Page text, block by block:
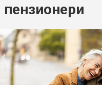
пензионери